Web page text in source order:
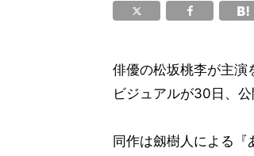
俳優の松坂桃李が主演
ビジュアルが30日、公
同作は劔樹人による